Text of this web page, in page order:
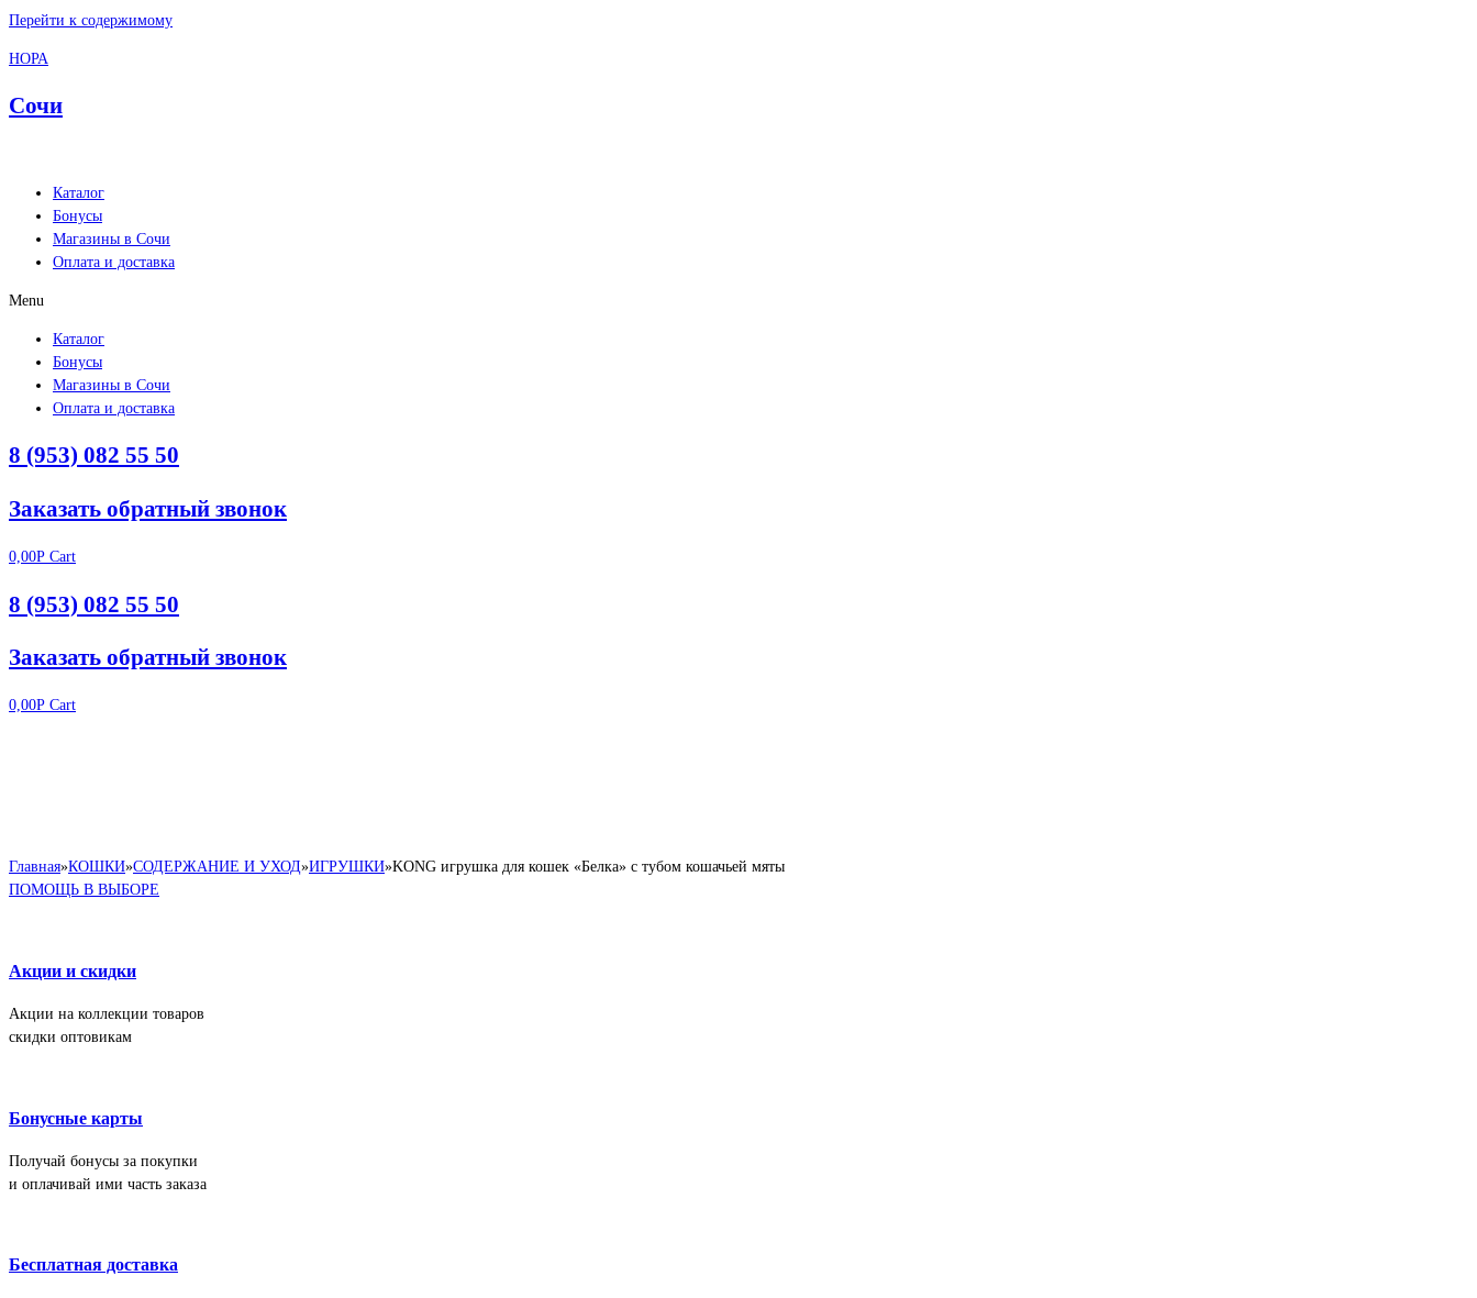
Перейти к содержимому
НОРА
Сочи
Каталог
Бонусы
Магазины в Сочи
Оплата и доставка
Menu
Каталог
Бонусы
Магазины в Сочи
Оплата и доставка
8 (953) 082 55 50
Заказать обратный звонок
0,00Р Cart
8 (953) 082 55 50
Заказать обратный звонок
0,00Р Cart
Главная»КОШКИ»СОДЕРЖАНИЕ И УХОД»ИГРУШКИ»KONG игрушка для кошек «Белка» с тубом кошачьей мяты
ПОМОЩЬ В ВЫБОРЕ
Акции и скидки
Акции на коллекции товаров
скидки оптовикам
Бонусные карты
Получай бонусы за покупки
и оплачивай ими часть заказа
Бесплатная доставка